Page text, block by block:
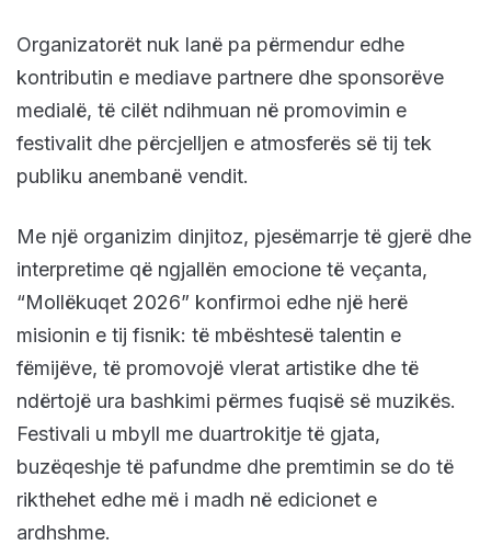
Organizatorët nuk lanë pa përmendur edhe
kontributin e mediave partnere dhe sponsorëve
medialë, të cilët ndihmuan në promovimin e
festivalit dhe përcjelljen e atmosferës së tij tek
publiku anembanë vendit.
Me një organizim dinjitoz, pjesëmarrje të gjerë dhe
interpretime që ngjallën emocione të veçanta,
“Mollëkuqet 2026” konfirmoi edhe një herë
misionin e tij fisnik: të mbështesë talentin e
fëmijëve, të promovojë vlerat artistike dhe të
ndërtojë ura bashkimi përmes fuqisë së muzikës.
Festivali u mbyll me duartrokitje të gjata,
buzëqeshje të pafundme dhe premtimin se do të
rikthehet edhe më i madh në edicionet e
ardhshme.